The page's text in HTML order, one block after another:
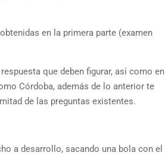
en la primera parte (examen
que deben figurar, así como en
Córdoba, además de lo anterior te
de las preguntas existentes.
a desarrollo, sacando una bola con el